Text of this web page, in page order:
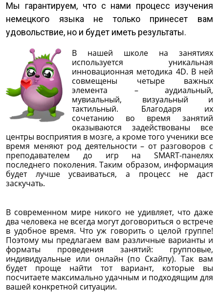
Мы гарантируем, что с нами процесс изучения
немецкого языка не только принесет вам
удовольствие, но и будет иметь результаты.
В нашей школе на занятиях
используется уникальная
инновационная методика 4D. В ней
совмещены четыре важных
элемента – аудиальный,
мувиальный, визуальный и
тактильный. Благодаря их
сочетанию во время занятий
оказываются задействованы все
центры восприятия в мозге, а кроме того ученики все
время меняют род деятельности – от разговоров с
преподавателем до игр на SMART-панелях
последнего поколения. Таким образом, информация
будет лучше усваиваться, а процесс не даст
заскучать.
В современном мире никого не удивляет, что даже
два человека не всегда могут договориться о встрече
в удобное время. Что уж говорить о целой группе!
Поэтому мы предлагаем вам различные варианты и
форматы проведения занятий: групповые,
индивидуальные или онлайн (по Скайпу). Так вам
будет проще найти тот вариант, которые вы
посчитаете максимально удачным и подходящим для
вашей конкретной ситуации.